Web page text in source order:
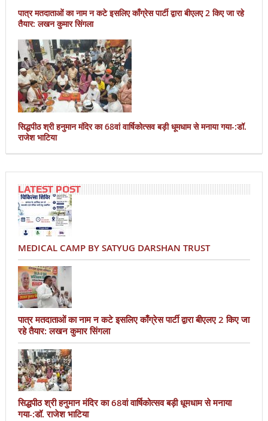
पात्र मतदाताओं का नाम न कटे इसलिए काँग्रेस पार्टी द्वारा बीएलए 2 किए जा रहे
तैयार: लखन कुमार सिंगला
सिद्धपीठ श्री हनुमान मंदिर का 68वां वार्षिकोत्सव बड़ी धूमधाम से मनाया गया-:डॉ.
राजेश भाटिया
LATEST POST
MEDICAL CAMP BY SATYUG DARSHAN TRUST
पात्र मतदाताओं का नाम न कटे इसलिए काँग्रेस पार्टी द्वारा बीएलए 2 किए जा
रहे तैयार: लखन कुमार सिंगला
सिद्धपीठ श्री हनुमान मंदिर का 68वां वार्षिकोत्सव बड़ी धूमधाम से मनाया
गया-:डॉ. राजेश भाटिया